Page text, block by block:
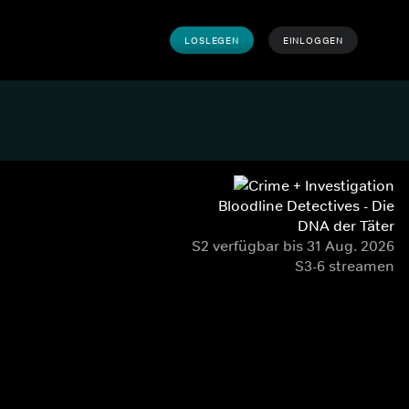
LOSLEGEN EINLOGGEN
Bloodline Detectives - Die
DNA der Täter
S2 verfügbar bis 31 Aug. 2026
S3-6 streamen